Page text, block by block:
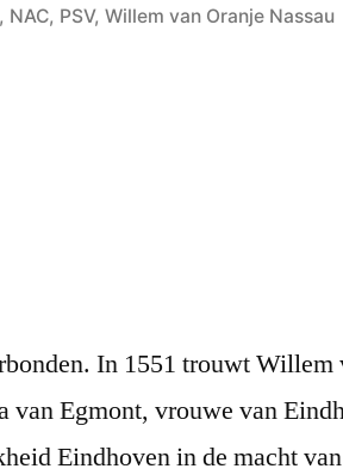
, NAC, PSV,Willem van Oranje Nassau
In 1551 trouwt Willem
van Egmont, vrouwe van
Eindhoven in de macht